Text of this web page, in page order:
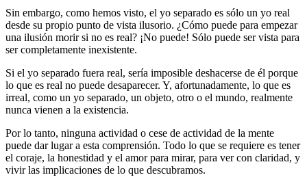
Sin embargo, como hemos visto, el yo separado es sólo un yo real
desde su propio punto de vista ilusorio. ¿Cómo puede para empezar
una ilusión morir si no es real? ¡No puede! Sólo puede ser vista para
ser completamente inexistente.
Si el yo separado fuera real, sería imposible deshacerse de él porque
lo que es real no puede desaparecer. Y, afortunadamente, lo que es
irreal, como un yo separado, un objeto, otro o el mundo, realmente
nunca vienen a la existencia.
Por lo tanto, ninguna actividad o cese de actividad de la mente
puede dar lugar a esta comprensión. Todo lo que se requiere es tener
el coraje, la honestidad y el amor para mirar, para ver con claridad, y
vivir las implicaciones de lo que descubramos.